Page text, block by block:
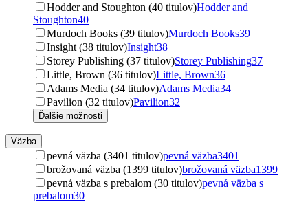
Hodder and Stoughton (40 titulov)Hodder and
Stoughton40
Murdoch Books (39 titulov)Murdoch Books39
Insight (38 titulov)Insight38
Storey Publishing (37 titulov)Storey Publishing37
Little, Brown (36 titulov)Little, Brown36
Adams Media (34 titulov)Adams Media34
Pavilion (32 titulov)Pavilion32
Ďalšie možnosti
Väzba
pevná väzba (3401 titulov)pevná väzba3401
brožovaná väzba (1399 titulov)brožovaná väzba1399
pevná väzba s prebalom (30 titulov)pevná väzba s
prebalom30